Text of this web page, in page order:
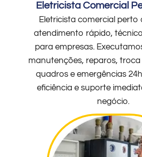
Eletricista Comercial
Eletricista comercial perto
atendimento rápido,
para empresas.
manutenções, reparos, troca
quadros e emergências
eficiência e suporte
negócio.